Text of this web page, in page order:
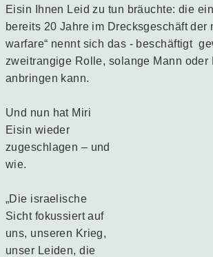
Eisin Ihnen Leid zu tun bräuchte: die
bereits 20 Jahre im Drecksgeschäft
warfare“ nennt sich das - beschäftigt
zweitrangige Rolle, solange Mann
anbringen kann.
Und nun hat Miri
Eisin wieder
zugeschlagen – und
wie.
„Die israelische
Sicht fokussiert auf
uns, unseren Krieg,
unser Leiden, die